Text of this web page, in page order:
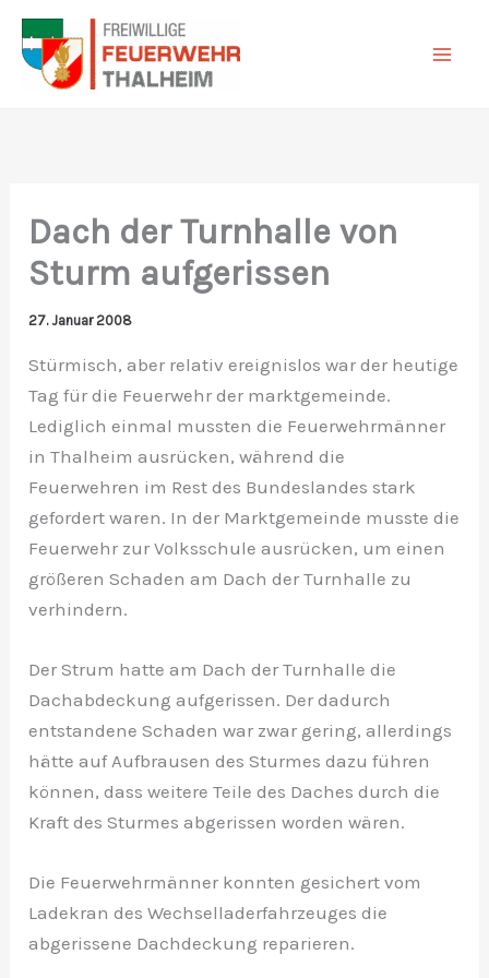
Zum
Inhalt
springen
Dach der Turnhalle von
Sturm aufgerissen
27. Januar 2008
Stürmisch, aber relativ ereignislos war der heutige
Tag für die Feuerwehr der marktgemeinde.
Lediglich einmal mussten die Feuerwehrmänner
in Thalheim ausrücken, während die
Feuerwehren im Rest des Bundeslandes stark
gefordert waren. In der Marktgemeinde musste die
Feuerwehr zur Volksschule ausrücken, um einen
größeren Schaden am Dach der Turnhalle zu
verhindern.
Der Strum hatte am Dach der Turnhalle die
Dachabdeckung aufgerissen. Der dadurch
entstandene Schaden war zwar gering, allerdings
hätte auf Aufbrausen des Sturmes dazu führen
können, dass weitere Teile des Daches durch die
Kraft des Sturmes abgerissen worden wären.
Die Feuerwehrmänner konnten gesichert vom
Ladekran des Wechselladerfahrzeuges die
abgerissene Dachdeckung reparieren.